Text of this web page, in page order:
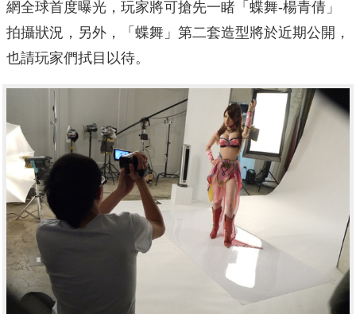
網全球首度曝光，玩家將可搶先一睹「蝶舞-楊青倩」
拍攝狀況，另外，「蝶舞」第二套造型將於近期公開，
也請玩家們拭目以待。